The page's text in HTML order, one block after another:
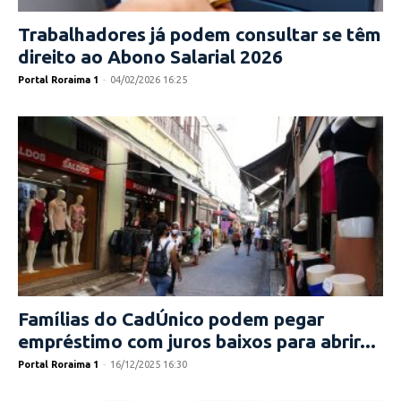
Trabalhadores já podem consultar se têm
direito ao Abono Salarial 2026
Portal Roraima 1 - 04/02/2026 16:25
Famílias do CadÚnico podem pegar
empréstimo com juros baixos para abrir...
Portal Roraima 1 - 16/12/2025 16:30